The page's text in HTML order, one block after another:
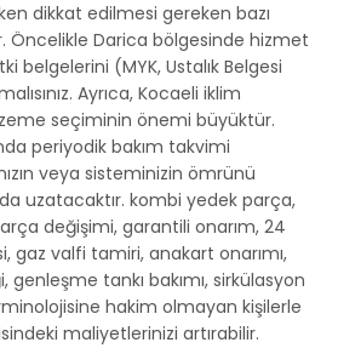
dikkat edilmesi gereken bazı
Öncelikle Darica bölgesinde hizmet
belgelerini (MYK, Ustalık Belgesi
Ayrıca, Kocaeli iklim
seçiminin önemi büyüktür.
periyodik bakım takvimi
veya sisteminizin ömrünü
uzatacaktır. kombi yedek parça,
değişimi, garantili onarım, 24
gaz valfi tamiri, anakart onarımı,
tankı bakımı, sirkülasyon
hakim olmayan kişilerle
maliyetlerinizi artırabilir.